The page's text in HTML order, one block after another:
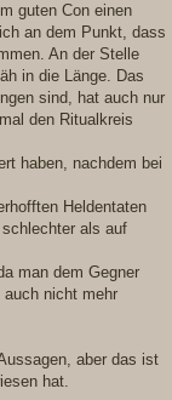
guten Con einen
an dem Punkt, dass
An der Stelle
in die Länge. Das
sind, hat auch nur
den Ritualkreis
haben, nachdem bei
Heldentaten
als auf
man dem Gegner
nicht mehr
aber das ist
hat.